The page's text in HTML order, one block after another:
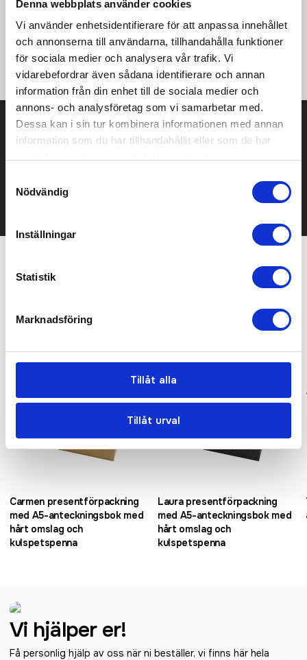
Denna webbplats använder cookies
Vi använder enhetsidentifierare för att anpassa innehållet
och annonserna till användarna, tillhandahålla funktioner
för sociala medier och analysera vår trafik. Vi
vidarebefordrar även sådana identifierare och annan
information från din enhet till de sociala medier och
annons- och analysföretag som vi samarbetar med.
Dessa kan i sin tur kombinera informationen med annan
information som du har tillhandahållit eller som de har
Nödvändig
Inställningar
Statistik
Marknadsföring
Tillåt alla
Tillåt urval
till 10 kort. Pennan innehåller svart bläck med en skrivlängd på
1 000 meter. En omtänksam och praktisk gåva som kombinerar
funktionalitet med modern design. Levereras i en svart och
förstklassig presentförpackning (16 × 16 × 2,7 cm) med slät
framsida, perfekt för att lägga till en logotyp.
Prisuppgift på mailen?
Relaterade produkter
Carmen presentförpackning
med A5-anteckningsbok med
hårt omslag och
kulspetspenna
Laura presentförpackning
med A5-anteckningsbok med
hårt omslag och
kulspetspenna
Vi hjälper er!
Få personlig hjälp av oss när ni beställer, vi finns här hela